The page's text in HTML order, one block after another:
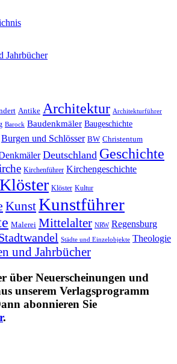
Jahrbücher
Antike Architektur Architekturführer
Barock Baudenkmäler Baugeschichte
Burgen und Schlösser BW Christentum
Deutschland Geschichte
Kirchenführer Kirchengeschichte
Klöster Kultur
KunstKunstführer
Malerei Mittelalter NRW Regensburg
Städte und Einzelobjekte Theologie
und Jahrbücher
über Neuerscheinungen und
unserem Verlagsprogramm
abonnieren Sie
.